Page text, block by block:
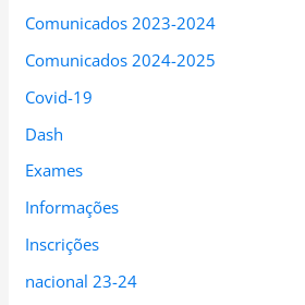
Comunicados 2023-2024
Comunicados 2024-2025
Covid-19
Dash
Exames
Informações
Inscrições
nacional 23-24